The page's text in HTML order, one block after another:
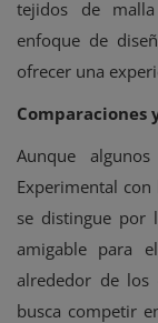
tejidos de malla
enfoque de
ofrecer una
Comparaciones
Aunque
Experimental
se distingue por
amigable para
alrededor de los
busca competir